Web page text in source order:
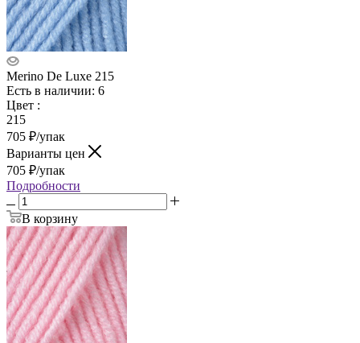
Merino De Luxe 215
Есть в наличии: 6
Цвет :
215
705 ₽/упак
Варианты цен
705 ₽/упак
Подробности
В корзину